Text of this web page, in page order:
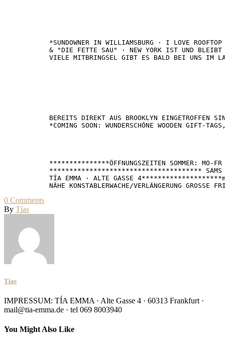
*SUNDOWNER IN WILLIAMSBURG · I LOVE
& "DIE FETTE SAU" · NEW YORK IST UND
VIELE MITBRINGSEL GIBT ES BALD BEI UNS IM
BEREITS DIREKT AUS BROOKLYN EINGETROFFEN
*COMING SOON: WUNDERSCHÖNE WOODEN GIFT-
***************ÖFFNUNGSZEITEN SOMMER: MO-
************************************** SAMS
TÍA EMMA · ALTE GASSE
NÄHE KONSTABLERWACHE/VERLÄNGERUNG GROSSE
0 Comments
By Tías
Tías
IMPRESSUM: TÍA EMMA · Alte Gasse 4 · 60313 Frankfurt ·
mail@tia-emma.de · tel 069 8003940
You Might Also Like